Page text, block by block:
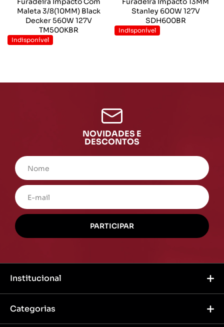
Maleta 3/8(10MM) Black
Decker 560W 127V
TM500KBR
Indisponível
Stanley 600W 127V
SDH600BR
Indisponível
NOVIDADES E
DESCONTOS
Institucional
Categorias